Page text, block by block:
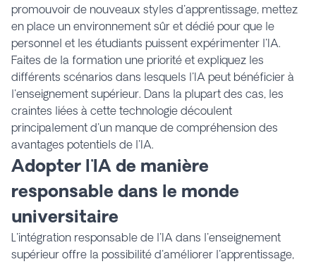
promouvoir de nouveaux styles d'apprentissage, mettez
en place un environnement sûr et dédié pour que le
personnel et les étudiants puissent expérimenter l'IA.
Faites de la formation une priorité et expliquez les
différents scénarios dans lesquels l'IA peut bénéficier à
l'enseignement supérieur. Dans la plupart des cas, les
craintes liées à cette technologie découlent
principalement d'un manque de compréhension des
avantages potentiels de l'IA.
Adopter l'IA de manière
responsable dans le monde
universitaire
L'intégration responsable de l'IA dans l'enseignement
supérieur offre la possibilité d'améliorer l'apprentissage,